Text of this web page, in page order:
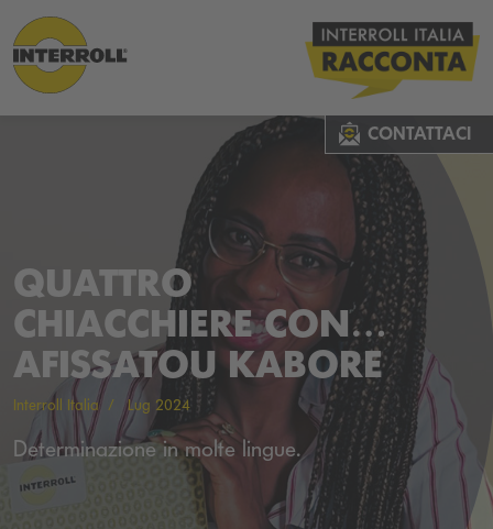
CONTATTACI
QUATTRO
CHIACCHIERE CON…
AFISSATOU KABORE
Interroll Italia Lug 2024
Determinazione in molte lingue.